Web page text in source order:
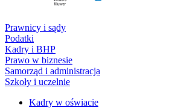
Prawnicy i sądy
Podatki
Kadry i BHP
Prawo w biznesie
Samorząd i administracja
Szkoły i uczelnie
Kadry w oświacie